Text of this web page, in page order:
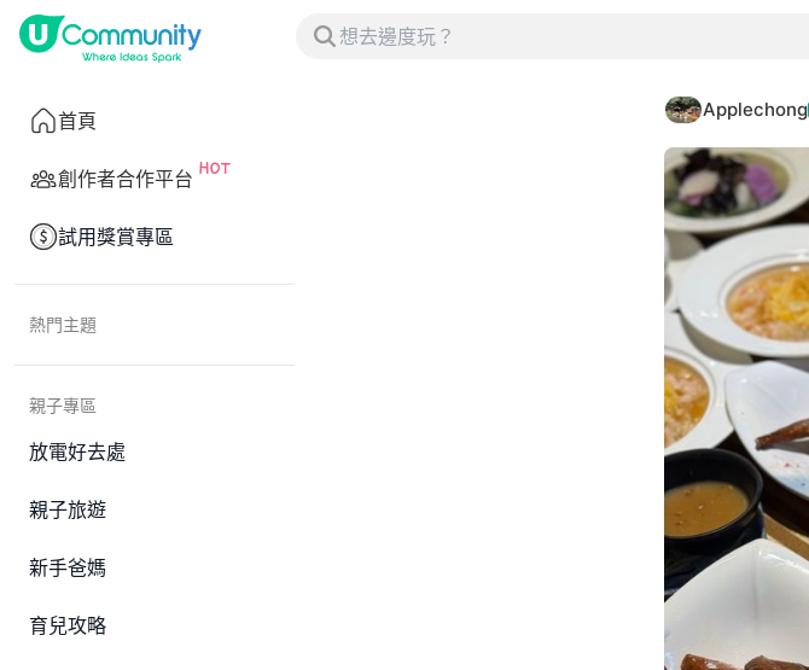
首頁
創作者合作平台
試用獎賞專區
熱門主題
親子專區
放電好去處
親子旅遊
新手爸媽
育兒攻略
Applechong